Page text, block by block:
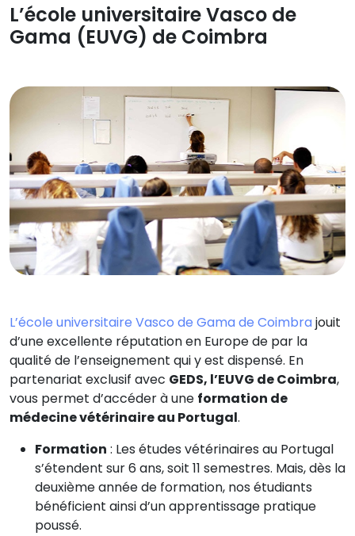
L’école universitaire Vasco de
Gama (EUVG) de Coimbra
L’école universitaire Vasco de Gama de Coimbrajouit
d’une excellente réputation en Europe de par la
qualité de l’enseignement qui y est dispensé. En
partenariat exclusif avec GEDS, l’EUVG de Coimbra,
vous permet d’accéder à une formation de
médecine vétérinaire au Portugal.
Formation : Les études vétérinaires au Portugal
s’étendent sur 6 ans, soit 11 semestres. Mais, dès la
deuxième année de formation, nos étudiants
bénéficient ainsi d’un apprentissage pratique
poussé.